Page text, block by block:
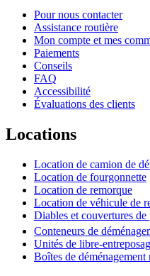
Pour nous contacter
Assistance routière
Mon compte et mes
Paiements
Conseils
FAQ
Accessibilité
Évaluations des clients
Locations
Location de camion de
Location de fourgonnette
Location de remorque
Location de véhicule de
Diables et couvertures de
Conteneurs de
Unités de libre-
Boîtes de